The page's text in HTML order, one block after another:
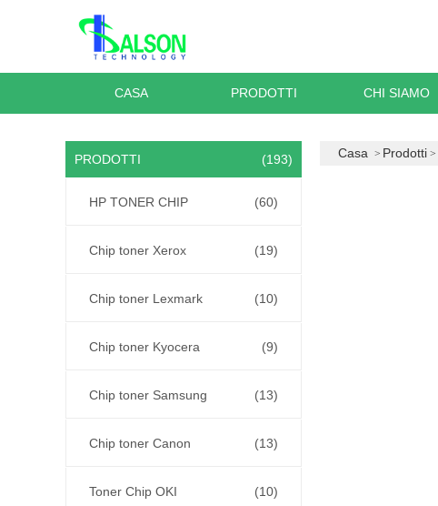
CASA PRODOTTI CHI SIAMO
PRODOTTI (193)
HP TONER CHIP (60)
Chip toner Xerox (19)
Chip toner Lexmark (10)
Chip toner Kyocera (9)
Chip toner Samsung (13)
Chip toner Canon (13)
Toner Chip OKI (10)
Casa Prodotti